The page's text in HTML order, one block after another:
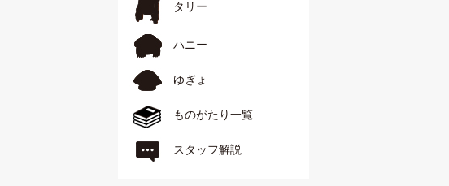
タリー
ハニー
ゆぎょ
ものがたり一覧
スタッフ解説